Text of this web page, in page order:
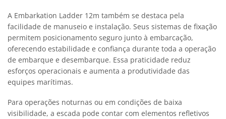
A Embarkation Ladder 12m também se destaca pela
facilidade de manuseio e instalação. Seus sistemas de fixação
permitem posicionamento seguro junto à embarcação,
oferecendo estabilidade e confiança durante toda a operação
de embarque e desembarque. Essa praticidade reduz
esforços operacionais e aumenta a produtividade das
equipes marítimas.
Para operações noturnas ou em condições de baixa
visibilidade, a escada pode contar com elementos refletivos